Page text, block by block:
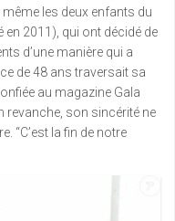
les deux enfants du
en 2011), qui ont décidé de
d’une manière qui a
de 48 ans traversait sa
au magazine Gala
revanche, son sincérité ne
“C’est la fin de notre